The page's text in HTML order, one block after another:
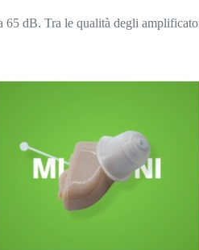
65 dB. Tra le qualità degli